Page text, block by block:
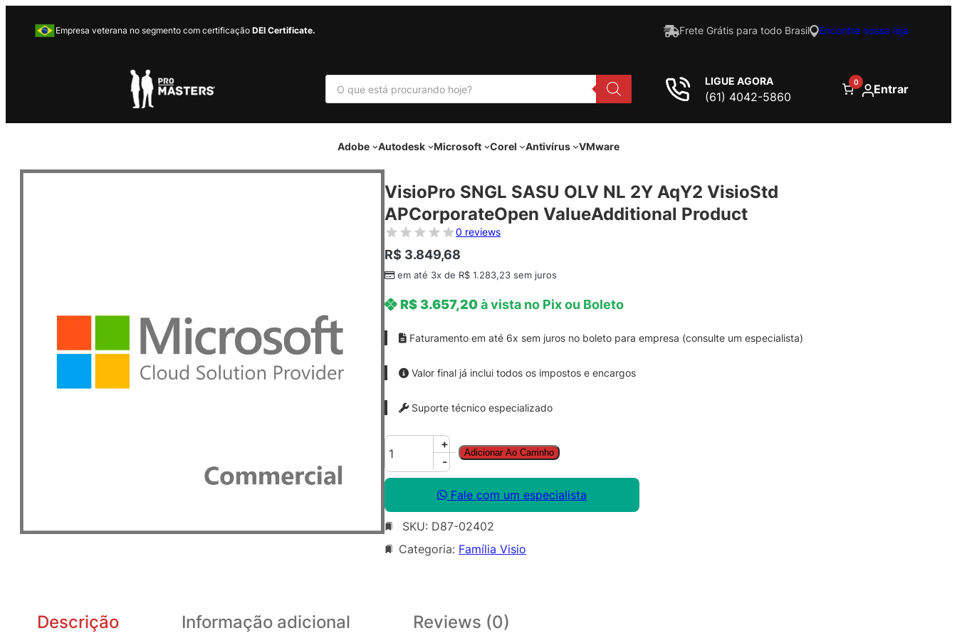
Empresa veterana no segmento com certificação DEI Certificate. Frete Grátis para todo Brasil Encontre nossa loja
P
s
u
r
LIGUE AGORA
(61) 4042-5860
0 Entrar
Adobe Autodesk Microsoft Corel Antivírus VMware
VisioPro SNGL SASU OLV NL 2Y AqY2 VisioStd
APCorporateOpen ValueAdditional Product
0 reviews
R$ 3.849,68
em até 3x de R$ 1.283,23 sem juros
R$3.657,20à vista no Pix ou Boleto
Faturamento em até 6x sem juros no boleto para empresa (consulte um especialista)
Valor final já inclui todos os impostos e encargos
Suporte técnico especializado
V
s
o
P
r
+
-
Adicionar Ao Carrinho
Fale com um especialista
SKU: D87-02402
Categoria: Família Visio
Descrição Informação adicional Reviews (0)